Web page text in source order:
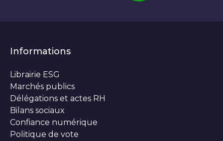
Informations
Librairie ESG
Marchés publics
Délégations et actes RH
Bilans sociaux
Confiance numérique
Politique de vote